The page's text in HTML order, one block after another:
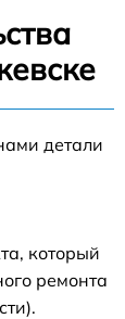
детали
который
ремонта